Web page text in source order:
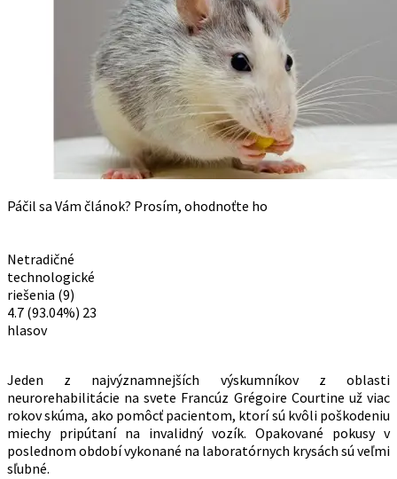
Páčil sa Vám článok? Prosím, ohodnoťte ho
Netradičné
technologické
riešenia (9)
4.7 (93.04%) 23
hlasov
Jeden z najvýznamnejších výskumníkov z oblasti
neurorehabilitácie na svete Francúz Grégoire Courtine už viac
rokov skúma, ako pomôcť pacientom, ktorí sú kvôli poškodeniu
miechy pripútaní na invalidný vozík. Opakované pokusy v
poslednom období vykonané na laboratórnych krysách sú veľmi
sľubné.